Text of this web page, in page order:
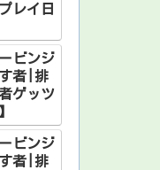
レイ日
ビンジ
者|排
ゲッツ
ビンジ
者|排